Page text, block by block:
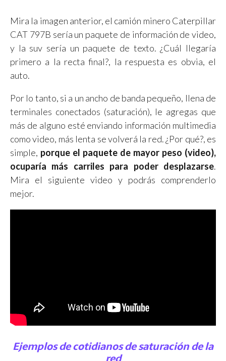
Mira la imagen anterior, el camión minero Caterpillar
CAT 797B sería un paquete de información de video,
y la suv sería un paquete de texto. ¿Cuál llegaría
primero a la recta final?, la respuesta es obvia, el
auto.
Por lo tanto, si a un ancho de banda pequeño, llena de
terminales conectados (saturación), le agregas que
más de alguno esté enviando información multimedia
como video, más lenta se volverá la red. ¿Por qué?, es
simple, porque el paquete de mayor peso (video),
ocuparía más carriles para poder desplazarse.
Mira el siguiente video y podrás comprenderlo
mejor.
Ejemplos de cotidianos de saturación de la